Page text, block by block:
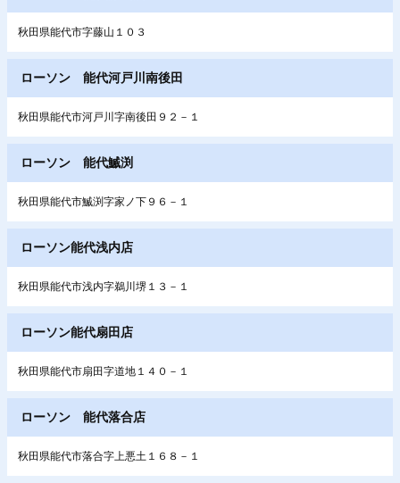
秋田県能代市字藤山１０３
ローソン 能代河戸川南後田
秋田県能代市河戸川字南後田９２－１
ローソン 能代鰄渕
秋田県能代市鰄渕字家ノ下９６－１
ローソン能代浅内店
秋田県能代市浅内字鵜川堺１３－１
ローソン能代扇田店
秋田県能代市扇田字道地１４０－１
ローソン 能代落合店
秋田県能代市落合字上悪土１６８－１